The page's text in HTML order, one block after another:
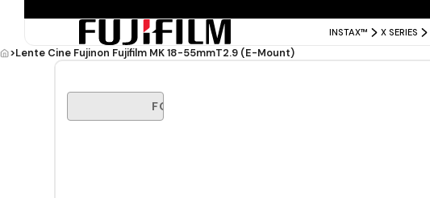
INSTAX™ X SERIES
>Lente Cine Fujinon Fujifilm MK 18-55mmT2.9 (E-Mount)
FORA DE ESTOQUE